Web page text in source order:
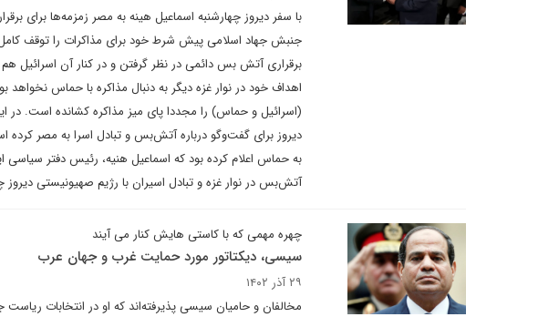
با سفر دیروز چهارشنبه اسماعیل هینه به مصر زمزمه‌ها
جنبش جهاد اسلامی پیش شرط خود برای مذاکرات را توقف کامل
برقراری آتش بس دائمی در نظر گرفتن و در کنار آن اسرائیل
اهداف خود در نوار غزه دیگر به دنبال مذاکره با حماس
(اسرائیل و حماس) را مجددا پای میز مذاکره کشانده است. در
دیروز برای گفت‌وگو درباره آتش‌بس و تبادل اسرا به مصر
به حماس اعلام کرده بود که اسماعیل هنیه، رئیس دفتر سیاسی
آتش‌بس در نوار غزه و تبادل اسیران با رژیم صهیونیستی
چهره مهمی که با کاستی هایش کنار می آیند
سیسی، دیکتاتور مورد حمایت غرب و جهان عرب
۲۹ آذر ۱۴۰۲